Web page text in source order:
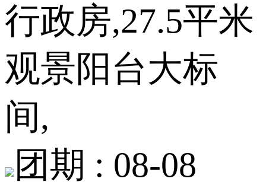
行政房,27.5平米
观景阳台大标
间,
团期 : 08-08